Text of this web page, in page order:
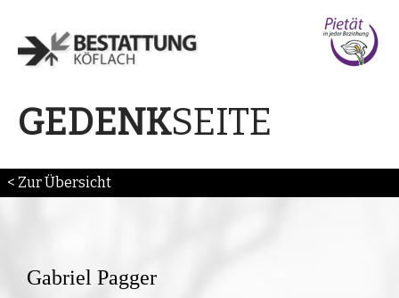
GEDENKSEITE
< Zur Übersicht
Gabriel Pagger